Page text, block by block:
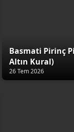
Basmati Pirinç
Altın Kural)
26 Tem 2026